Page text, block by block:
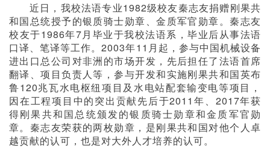
近日，我校法语专业1982级校友秦志友捐赠刚果共
和国总统授予的银质骑士勋章、金质军官勋章。秦志友
校友于1986年7月毕业于我校法语系，毕业后从事法语
口译、笔译等工作。2003年11 月起，参与中国机械设备
进出口总公司对非洲的市场开发，先后担任了法语首席
翻译、项目负责人等，参与开发和实施刚果共和国英布
鲁120兆瓦水电枢纽项目及水电站配套输变电等项目，
因在工程项目中的突出贡献先后于2011 年、 2017年获
得刚果共和国总统颁发的银质骑士勋章和金质军官勋
章。秦志友荣获的两枚勋章，是刚果共和国对他个人卓
越贡献的认可，也是对大外人才培养的认可。